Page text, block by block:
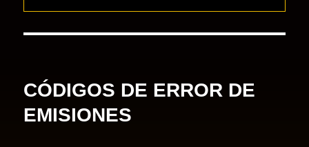
CÓDIGOS DE ERROR DE
EMISIONES